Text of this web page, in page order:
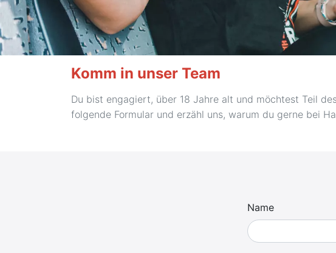
Komm in unser Team
Du bist engagiert, über 18 Jahre alt und möchtest Teil
folgende Formular und erzähl uns, warum du gerne bei
Name